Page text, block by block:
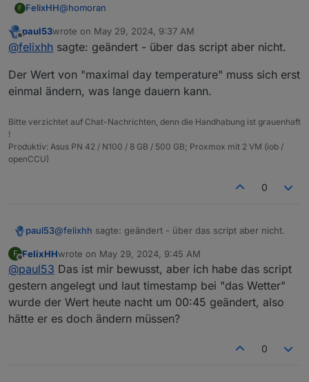
F FelixHH@homoran
Na da muss erstmal einer drauf kommen - DANKE!
Und das muss jetzt für jeden Schalter einmalig
Frage, sorry...
Ich habe den Adapter von "das Wetter" installiert und
möchte die max. erwartete Temperatur in eine
damit entsprechend die Rolläden im Wohnzimmer
schreibe wird diese auch in der WebUI geändert -
Adapter "das Wetter"
Offline
paul53wrote on May 29, 2024, 9:37 AM
last edited by
@felixhh sagte: geändert - über das script aber nicht.
Der Wert von "maximal day temperature" muss sich erst
einmal ändern, was lange dauern kann.
Bitte verzichtet auf Chat-Nachrichten, denn die Handhabung ist grauenhaft
!
Produktiv: Asus PN 42 / N100 / 8 GB / 500 GB; Proxmox mit 2 VM (iob /
openCCU)
0
paul53@felixhh sagte: geändert - über das script aber nicht.
Der Wert von "maximal day temperature" muss sich erst
einmal ändern, was lange dauern kann.
F
Offline
FelixHHwrote on May 29, 2024, 9:45 AM
last edited by
@paul53 Das ist mir bewusst, aber ich habe das script
gestern angelegt und laut timestamp bei "das Wetter"
wurde der Wert heute nacht um 00:45 geändert, also
hätte er es doch ändern müssen?
0